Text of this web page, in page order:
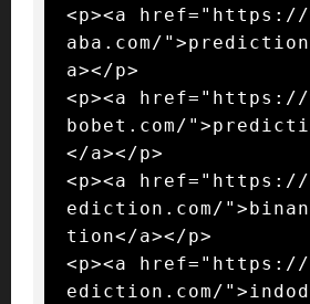
<p><a href="https://
aba.com/
a></p>
<p><a href="https://
bobet.com/
</a></p>
<p><a href="https://
ediction.com/
tion</a></p>
<p><a href="https://
ediction.com/